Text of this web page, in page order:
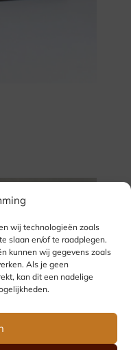
wij technologieën zoals
slaan en/of te raadplegen.
kunnen wij gegevens zoals
Als je geen
kan dit een nadelige